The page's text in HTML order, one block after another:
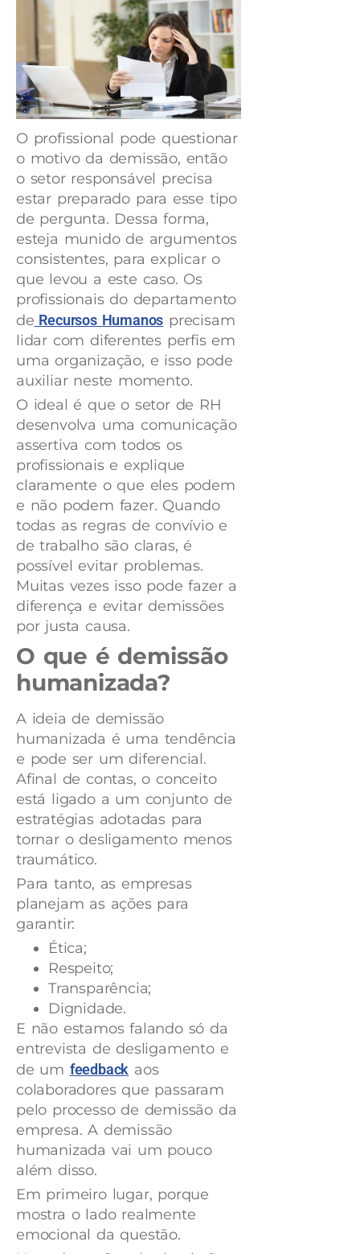
O profissional pode questionar
o motivo da demissão, então
o setor responsável precisa
estar preparado para esse tipo
de pergunta. Dessa forma,
esteja munido de argumentos
consistentes, para explicar o
que levou a este caso. Os
profissionais do departamento
de Recursos Humanos precisam
lidar com diferentes perfis em
uma organização, e isso pode
auxiliar neste momento.
O ideal é que o setor de RH
desenvolva uma comunicação
assertiva com todos os
profissionais e explique
claramente o que eles podem
e não podem fazer. Quando
todas as regras de convívio e
de trabalho são claras, é
possível evitar problemas.
Muitas vezes isso pode fazer a
diferença e evitar demissões
por justa causa.
O que é demissão
humanizada?
A ideia de demissão
humanizada é uma tendência
e pode ser um diferencial.
Afinal de contas, o conceito
está ligado a um conjunto de
estratégias adotadas para
tornar o desligamento menos
traumático.
Para tanto, as empresas
planejam as ações para
garantir:
Ética;
Respeito;
Transparência;
Dignidade.
E não estamos falando só da
entrevista de desligamento e
de um feedback aos
colaboradores que passaram
pelo processo de demissão da
empresa. A demissão
humanizada vai um pouco
além disso.
Em primeiro lugar, porque
mostra o lado realmente
emocional da questão.